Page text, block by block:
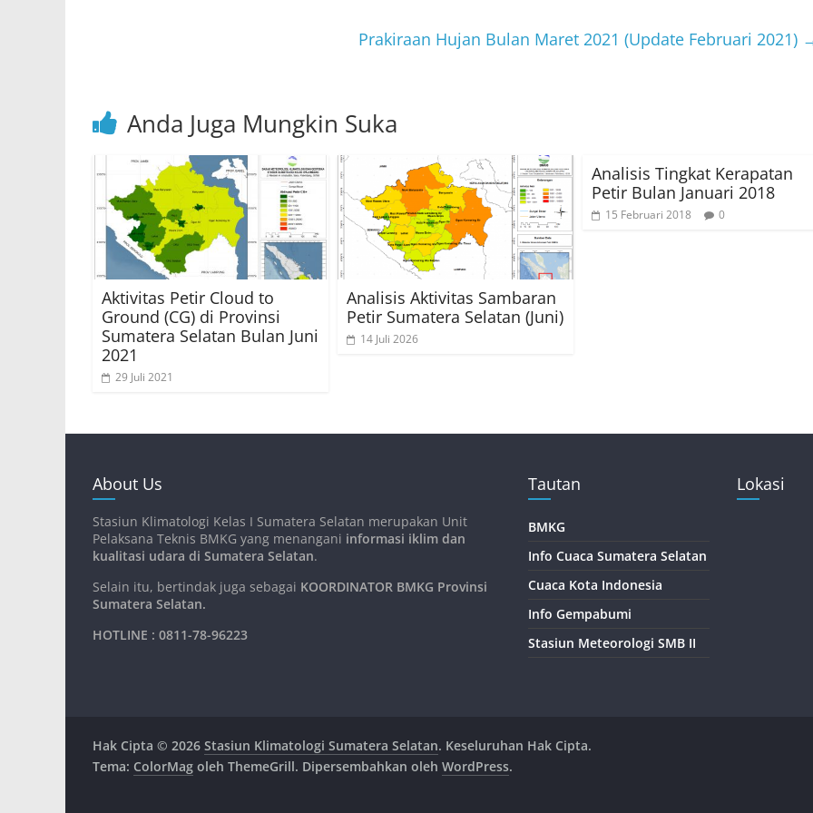
Prakiraan Hujan Bulan Maret 2021 (Update Februari 2021)
Anda Juga Mungkin Suka
Aktivitas Petir Cloud to
Ground (CG) di Provinsi
Sumatera Selatan Bulan Juni
2021
29 Juli 2021
Analisis Aktivitas Sambaran
Petir Sumatera Selatan (Juni)
14 Juli 2026
Analisis Tingkat Kerapatan
Petir Bulan Januari 2018
15 Februari 2018 0
About Us
Stasiun Klimatologi Kelas I Sumatera Selatan merupakan Unit
Pelaksana Teknis BMKG yang menangani informasi iklim dan
kualitasi udara di Sumatera Selatan.
Selain itu, bertindak juga sebagai KOORDINATOR BMKG Provinsi
Sumatera Selatan.
HOTLINE : 0811-78-96223
Tautan
BMKG
Info Cuaca Sumatera Selatan
Cuaca Kota Indonesia
Info Gempabumi
Stasiun Meteorologi SMB II
Lokasi
Hak Cipta © 2026 Stasiun Klimatologi Sumatera Selatan. Keseluruhan Hak Cipta.
Tema: ColorMag oleh ThemeGrill. Dipersembahkan oleh WordPress.